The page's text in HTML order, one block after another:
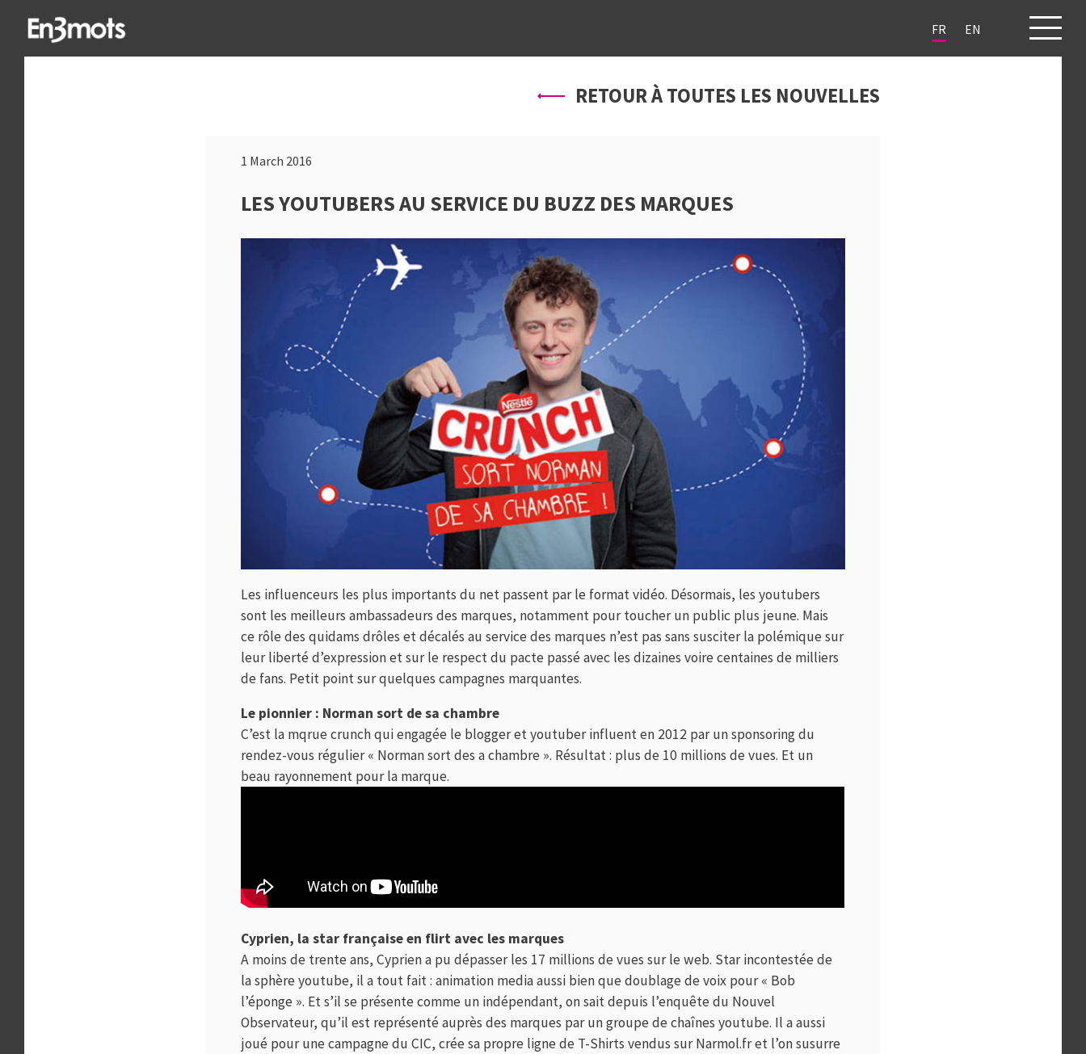
FR EN
RETOUR À TOUTES LES NOUVELLES
1 March 2016
LES YOUTUBERS AU SERVICE DU BUZZ DES MARQUES
Les influenceurs les plus importants du net passent par le format vidéo. Désormais, les youtubers
sont les meilleurs ambassadeurs des marques, notamment pour toucher un public plus jeune. Mais
ce rôle des quidams drôles et décalés au service des marques n’est pas sans susciter la polémique sur
leur liberté d’expression et sur le respect du pacte passé avec les dizaines voire centaines de milliers
de fans. Petit point sur quelques campagnes marquantes.
Le pionnier : Norman sort de sa chambre
C’est la mqrue crunch qui engagée le blogger et youtuber influent en 2012 par un sponsoring du
rendez-vous régulier « Norman sort des a chambre ». Résultat : plus de 10 millions de vues. Et un
beau rayonnement pour la marque.
Cyprien, la star française en flirt avec les marques
A moins de trente ans, Cyprien a pu dépasser les 17 millions de vues sur le web. Star incontestée de
la sphère youtube, il a tout fait : animation media aussi bien que doublage de voix pour « Bob
l’éponge ». Et s’il se présente comme un indépendant, on sait depuis l’enquête du Nouvel
Observateur, qu’il est représenté auprès des marques par un groupe de chaînes youtube. Il a aussi
joué pour une campagne du CIC, crée sa propre ligne de T-Shirts vendus sur Narmol.fr et l’on susurre